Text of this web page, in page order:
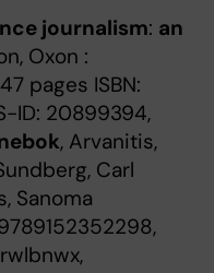
journalism: an
Oxon :
pages ISBN:
ID: 20899394,
, Arvanitis,
Carl
Sanoma